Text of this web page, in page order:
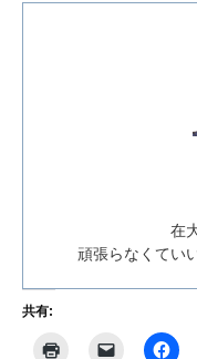
在
頑張らなくてい
共有: